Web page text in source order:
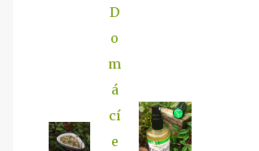
D
o
m
á
cí
e